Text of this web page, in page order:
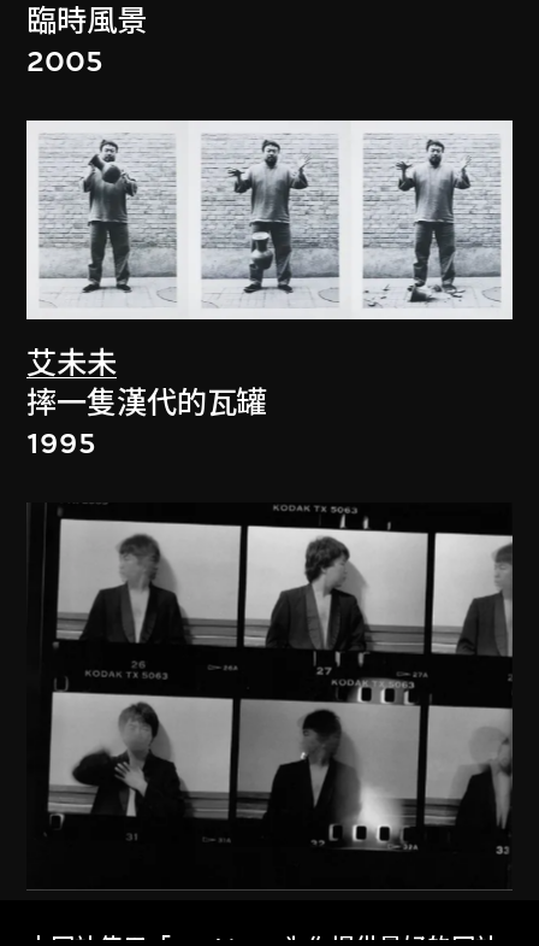
臨時風景
2005
艾未未
摔一隻漢代的瓦罐
1995
艾未未